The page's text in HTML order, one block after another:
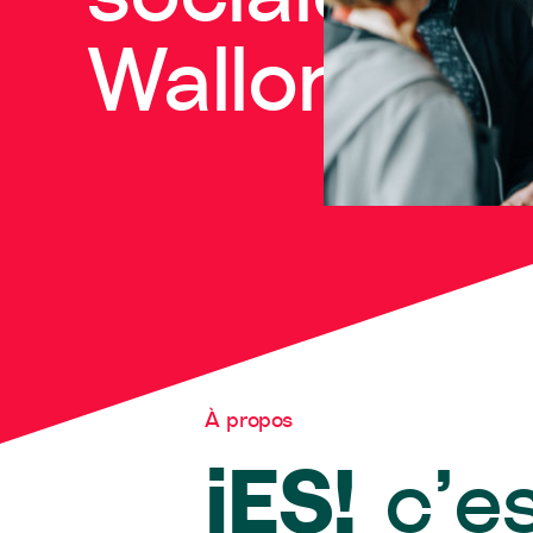
Wallonie
À propos
iES!